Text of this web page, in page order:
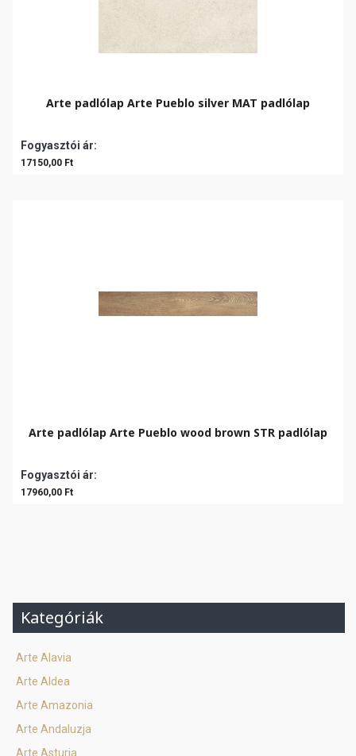
Arte padlólap Arte Pueblo silver MAT padlólap
Fogyasztói ár:
17150,00 Ft
Arte padlólap Arte Pueblo wood brown STR padlólap
Fogyasztói ár:
17960,00 Ft
Kategóriák
Arte Alavia
Arte Aldea
Arte Amazonia
Arte Andaluzja
Arte Asturia